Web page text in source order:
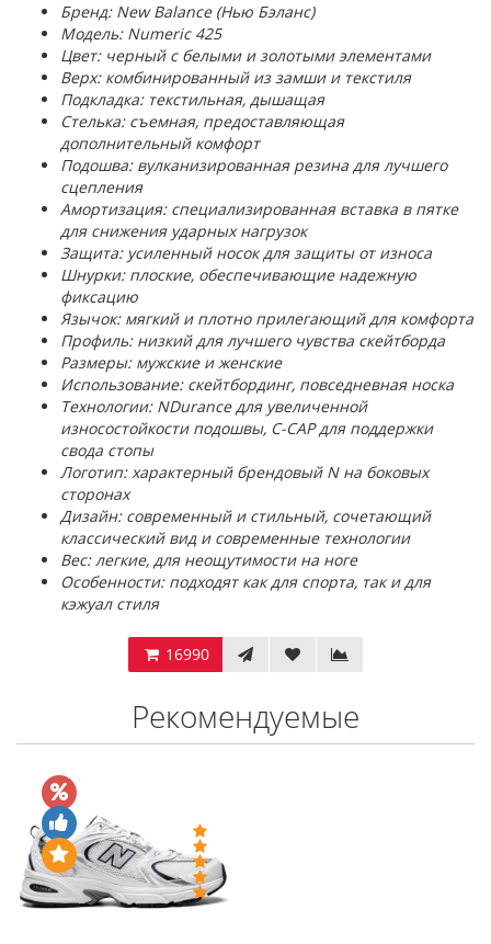
Бренд: New Balance (Нью Бэланс)
Модель: Numeric 425
Цвет: черный с белыми и золотыми элементами
Верх: комбинированный из замши и текстиля
Подкладка: текстильная, дышащая
Стелька: съемная, предоставляющая
дополнительный комфорт
Подошва: вулканизированная резина для лучшего
сцепления
Амортизация: специализированная вставка в пятке
для снижения ударных нагрузок
Защита: усиленный носок для защиты от износа
Шнурки: плоские, обеспечивающие надежную
фиксацию
Язычок: мягкий и плотно прилегающий для комфорта
Профиль: низкий для лучшего чувства скейтборда
Размеры: мужские и женские
Использование: скейтбординг, повседневная носка
Технологии: NDurance для увеличенной
износостойкости подошвы, C-CAP для поддержки
свода стопы
Логотип: характерный брендовый N на боковых
сторонах
Дизайн: современный и стильный, сочетающий
классический вид и современные технологии
Вес: легкие, для неощутимости на ноге
Особенности: подходят как для спорта, так и для
кэжуал стиля
16990
Рекомендуемые